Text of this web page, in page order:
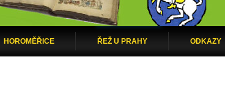
HOROMĚŘICE ŘEŽ U PRAHY ODKAZY